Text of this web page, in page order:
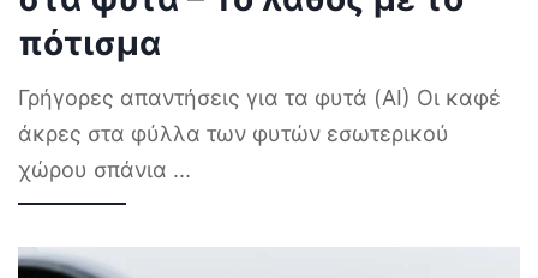
πότισμα
Γρήγορες απαντήσεις για τα φυτά (AI) Οι καφέ
άκρες στα φύλλα των φυτών εσωτερικού
χώρου σπάνια ...